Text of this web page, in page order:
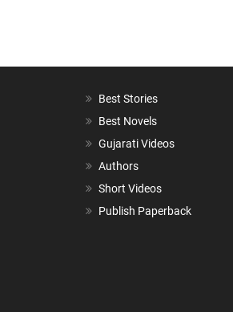
Best Stories
Best Novels
Gujarati Videos
Authors
Short Videos
Publish Paperback